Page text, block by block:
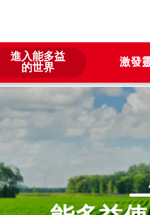
進入能多益
的世界
激發